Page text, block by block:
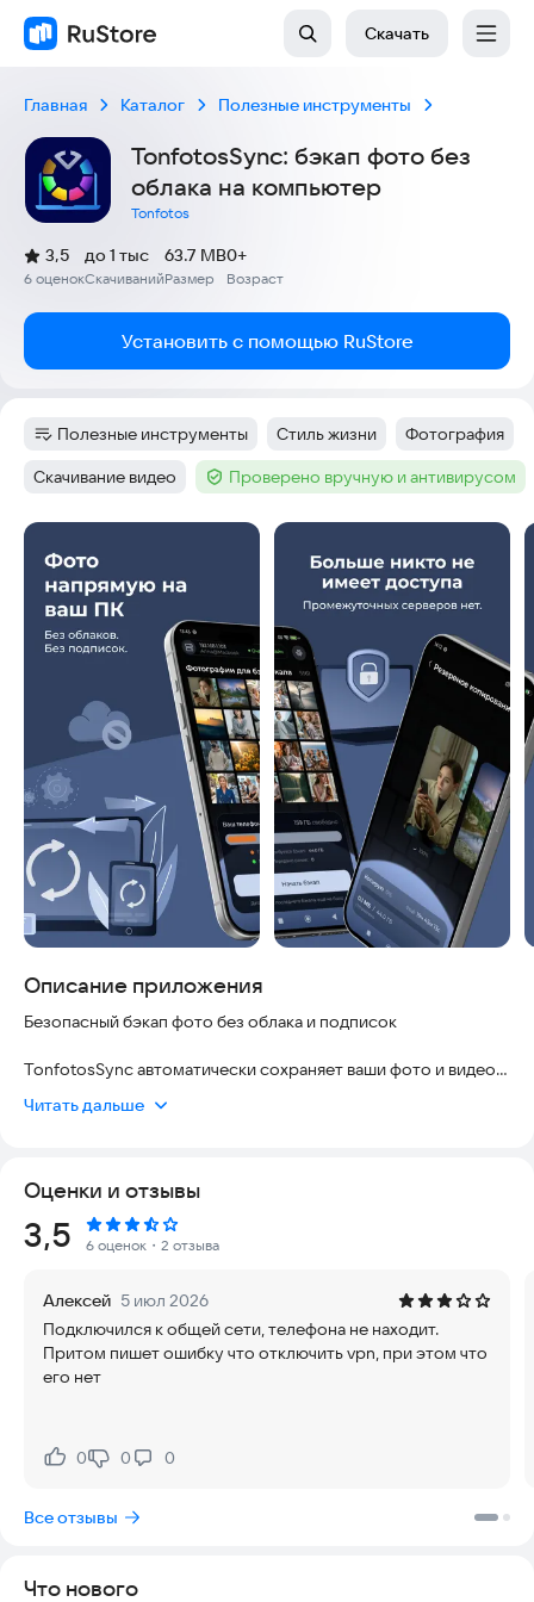
Скачать
Главная Каталог Полезные инструменты
TonfotosSync: бэкап фото без
облака на компьютер
Tonfotos
Рейтинг:
3,5
(
6 оценок
)
Скачиваний
до 1 тыс
Размер
63.7 MB
Возраст
0+
Установить с помощью RuStore
Категория:
Полезные инструменты Тег:
Стиль жизни Тег:
Фотография
Тег:
Скачивание видео Тег :Проверено вручную и антивирусом
Скриншоты
Описание приложения
Безопасный бэкап фото без облака и подписок
TonfotosSync автоматически сохраняет ваши фото и видео
серверов, никакой слежки, никакой ежемесячной платы.
• Без облака — ваши воспоминания хранятся только там, где
вы решите
• Без подписок — бесконечное количество фотографий
• 100% приватность — сквозное шифрование, никто кроме
вас не имеет доступа
• Легко настроить — подключите телефон за секунды через
QR-код
Установите Tonfotos на ваш компьютер или Mac (скачайте на
Нажмите одну кнопку — и бэкап начнётся
Читать дальше
Оценки и отзывы
Рейтинг:
3,5 6 оценок ・2 отзыва
Алексей 5 июл 2026
Подключился к общей сети, телефона не находит.
Притом пишет ошибку что отключить vpn, при этом что
его нет
Нравится:
0Не нравится:
0 0
Все отзывы
Что нового